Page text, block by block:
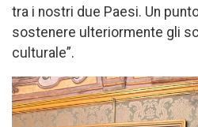
tra i nostri due Paesi. Un
sostenere ulteriormente gli
culturale”.